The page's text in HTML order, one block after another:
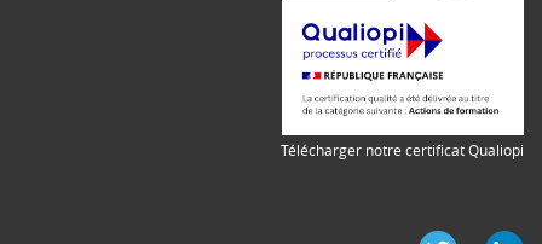
Télécharger notre certificat Qualiopi